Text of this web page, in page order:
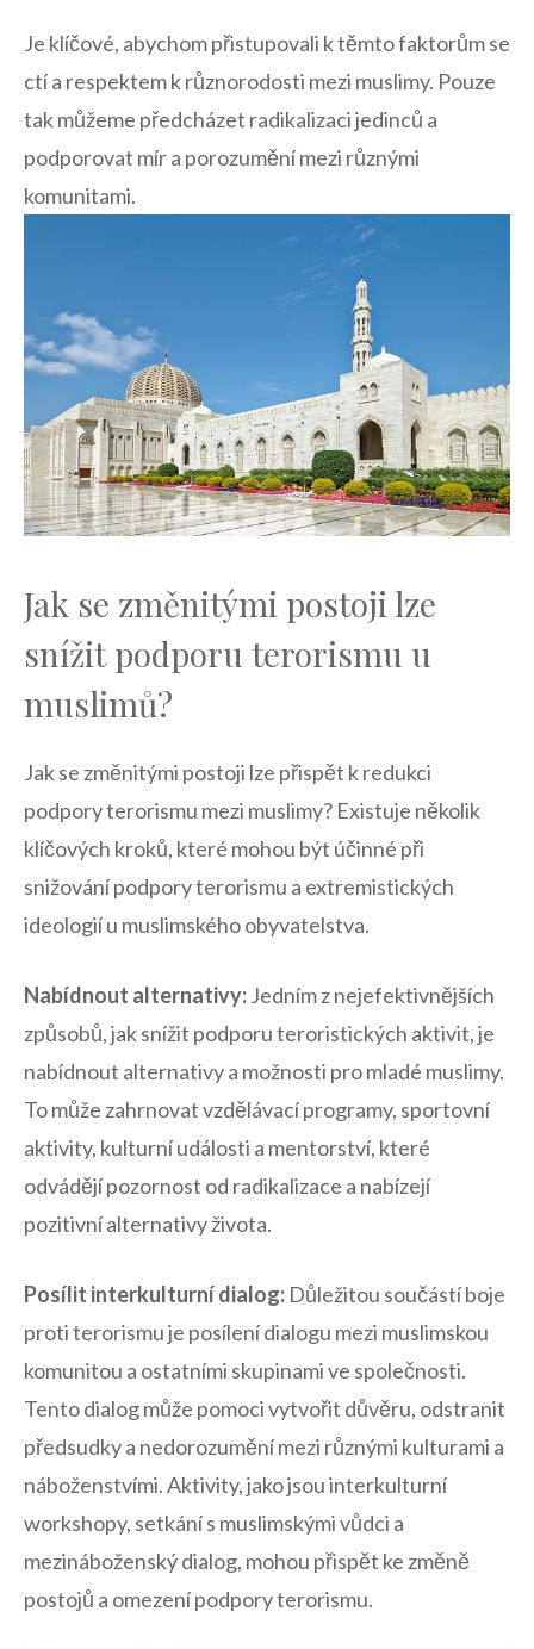
Je klíčové, abychom přistupovali k​ těmto faktorům se
ctí ‍a respektem k ⁢různorodosti mezi muslimy. Pouze
tak ‌můžeme předcházet radikalizaci jedinců ‍a
podporovat mír a porozumění ⁣mezi různými
komunitami.
Jak se změnitými postoji lze ​
snížit ‍podporu terorismu u
muslimů?
Jak​ se změnitými postoji lze ⁣přispět ​k redukci
podpory terorismu mezi muslimy? ‍Existuje několik
klíčových kroků, které ​mohou být účinné při
snižování podpory terorismu a ‍extremistických‌
ideologií u muslimského obyvatelstva.
Nabídnout alternativy:Jedním z nejefektivnějších
způsobů, jak snížit podporu teroristických aktivit, je
nabídnout alternativy a možnosti pro mladé muslimy.
To může⁣ zahrnovat‍ vzdělávací programy, sportovní
aktivity, kulturní události‍ a mentorství, které
odvádějí pozornost od radikalizace⁤ a nabízejí
pozitivní alternativy života.​
Posílit ‌interkulturní⁢ dialog: Důležitou součástí ⁢boje
proti terorismu je posílení dialogu mezi muslimskou
komunitou a​ ostatními skupinami ve společnosti.
Tento dialog může​ pomoci vytvořit důvěru, odstranit
předsudky ‍a nedorozumění mezi různými ⁣kulturami a
náboženstvími. Aktivity, jako​ jsou interkulturní ​
workshopy,⁤ setkání s muslimskými ⁤vůdci⁢ a
mezináboženský dialog, mohou přispět ke změně
postojů a⁢ omezení⁣ podpory terorismu.